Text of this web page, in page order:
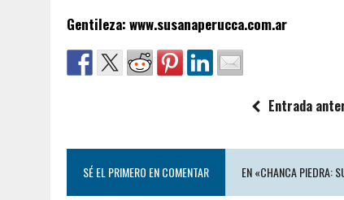
Gentileza: www.susanaperucca.com.ar
Entrada
SÉ EL PRIMERO EN COMENTAR EN «CHANCA PIEDRA: